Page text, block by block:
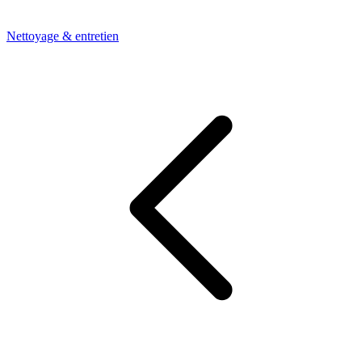
Nettoyage & entretien